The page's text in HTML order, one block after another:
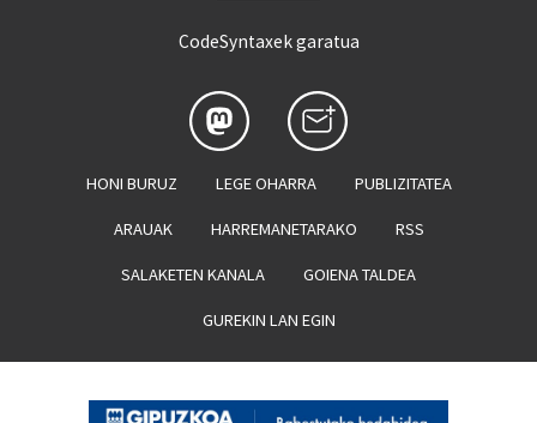
CodeSyntaxek garatua
HONI BURUZ LEGE OHARRA PUBLIZITATEA
ARAUAK HARREMANETARAKO RSS
SALAKETEN KANALA GOIENA TALDEA
GUREKIN LAN EGIN